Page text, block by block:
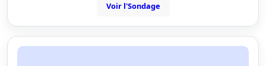
Voir l'Sondage